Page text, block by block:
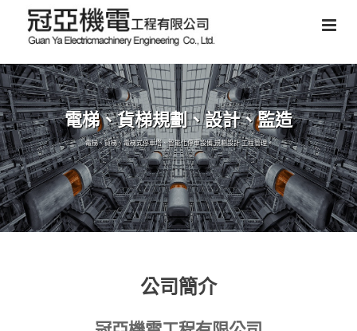
電梯、貨梯規劃、設計、監造
電梯、貨梯、電梯式停車塔、智能化停車設備,規劃設計,工程管理。
公司簡介